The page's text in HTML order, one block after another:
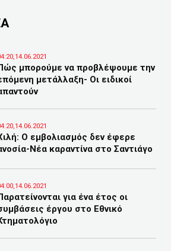
μπορούμε να προβλέψουμε την
μετάλλαξη- Οι ειδικοί
Ο εμβολιασμός δεν έφερε
Νέα καραντίνα στο Σαντιάγο
για ένα έτος οι
έργου στο Εθνικό